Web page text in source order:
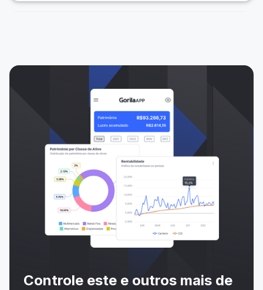
Controle este e outros mais de